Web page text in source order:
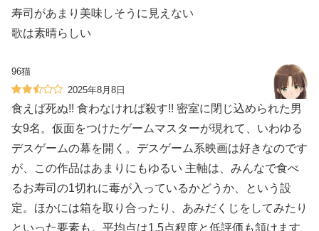
寿司があまり美味しそうに見えない
歌は素晴らしい
96猫
2025年8月8日
食えば死ぬ!! 食わなければ殺す!! 密室に閉じ込められた男
女9名。仮面をつけたゲームマスターが現れて、いわゆる
デスゲームの幕を開く。デスゲーム系映画は好きなのです
が、この作品はあまりにもゆるい 主軸は、みんなで食べ
るお寿司の1切れに毒が入っているかどうか、という設
定。ほかには箱を取り合ったり、あみだくじをしてみたり
といった要素も。平均点は1.5点程度と低評価も頷けます